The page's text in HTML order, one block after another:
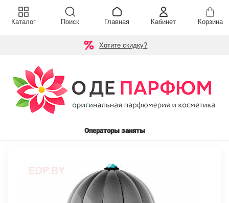
Хотите скидку?
Операторы заняты
Каталог Поиск Главная Кабинет Корзина